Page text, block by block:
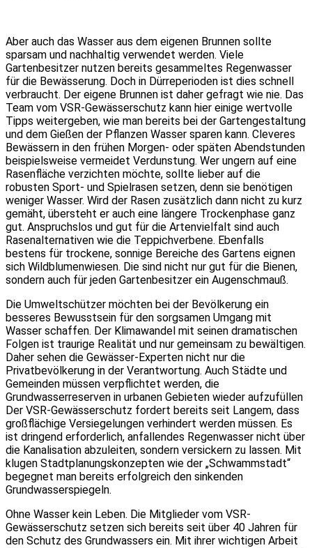
Aber auch das Wasser aus dem eigenen Brunnen sollte
sparsam und nachhaltig verwendet werden. Viele
Gartenbesitzer nutzen bereits gesammeltes Regenwasser
für die Bewässerung. Doch in Dürreperioden ist dies schnell
verbraucht. Der eigene Brunnen ist daher gefragt wie nie. Das
Team vom VSR-Gewässerschutz kann hier einige wertvolle
Tipps weitergeben, wie man bereits bei der Gartengestaltung
und dem Gießen der Pflanzen Wasser sparen kann. Cleveres
Bewässern in den frühen Morgen- oder späten Abendstunden
beispielsweise vermeidet Verdunstung. Wer ungern auf eine
Rasenfläche verzichten möchte, sollte lieber auf die
robusten Sport- und Spielrasen setzen, denn sie benötigen
weniger Wasser. Wird der Rasen zusätzlich dann nicht zu kurz
gemäht, übersteht er auch eine längere Trockenphase ganz
gut. Anspruchslos und gut für die Artenvielfalt sind auch
Rasenalternativen wie die Teppichverbene. Ebenfalls
bestens für trockene, sonnige Bereiche des Gartens eignen
sich Wildblumenwiesen. Die sind nicht nur gut für die Bienen,
sondern auch für jeden Gartenbesitzer ein Augenschmauß.
Die Umweltschützer möchten bei der Bevölkerung ein
besseres Bewusstsein für den sorgsamen Umgang mit
Wasser schaffen. Der Klimawandel mit seinen dramatischen
Folgen ist traurige Realität und nur gemeinsam zu bewältigen.
Daher sehen die Gewässer-Experten nicht nur die
Privatbevölkerung in der Verantwortung. Auch Städte und
Gemeinden müssen verpflichtet werden, die
Grundwasserreserven in urbanen Gebieten wieder aufzufüllen
Der VSR-Gewässerschutz fordert bereits seit Langem, dass
großflächige Versiegelungen verhindert werden müssen. Es
ist dringend erforderlich, anfallendes Regenwasser nicht über
die Kanalisation abzuleiten, sondern versickern zu lassen. Mit
klugen Stadtplanungskonzepten wie der „Schwammstadt“
begegnet man bereits erfolgreich den sinkenden
Grundwasserspiegeln.
Ohne Wasser kein Leben. Die Mitglieder vom VSR-
Gewässerschutz setzen sich bereits seit über 40 Jahren für
den Schutz des Grundwassers ein. Mit ihrer wichtigen Arbeit